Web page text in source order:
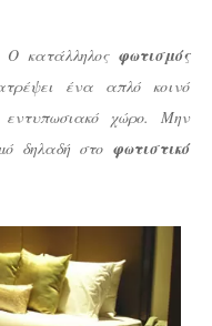
κατάλληλος φωτισμός
ένα απλό κοινό
χώρο. Μην
δηλαδή στο φωτιστικό